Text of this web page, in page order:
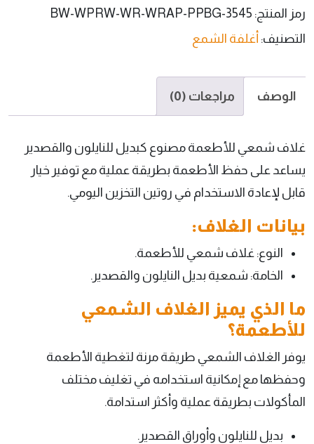
رمز المنتج:BW-WPRW-WR-WRAP-PPBG-3545
التصنيف:أغلفة الشمع
الوصف مراجعات (0)
غلاف شمعي للأطعمة مصنوع كبديل للنايلون والقصدير
يساعد على حفظ الأطعمة بطريقة عملية مع توفير خيار
قابل لإعادة الاستخدام في روتين التخزين اليومي.
بيانات الغلاف:
النوع: غلاف شمعي للأطعمة.
الخامة: شمعية بديل النايلون والقصدير.
ما الذي يميز الغلاف الشمعي
للأطعمة؟
يوفر الغلاف الشمعي طريقة مرنة لتغطية الأطعمة
وحفظها مع إمكانية استخدامه في تغليف مختلف
المأكولات بطريقة عملية وأكثر استدامة.
بديل للنايلون وأوراق القصدير.